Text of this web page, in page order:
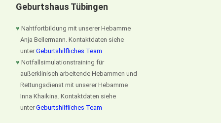
Geburtshaus Tübingen
♥ Nahtfortbildung mit unserer Hebamme
Anja Bellermann. Kontaktdaten siehe
unterGeburtshilfliches Team
♥ Notfallsimulationstraining für
außerklinisch arbeitende Hebammen und
Rettungsdienst mit unserer Hebamme
Inna Khaikina. Kontaktdaten siehe
unterGeburtshilfliches Team